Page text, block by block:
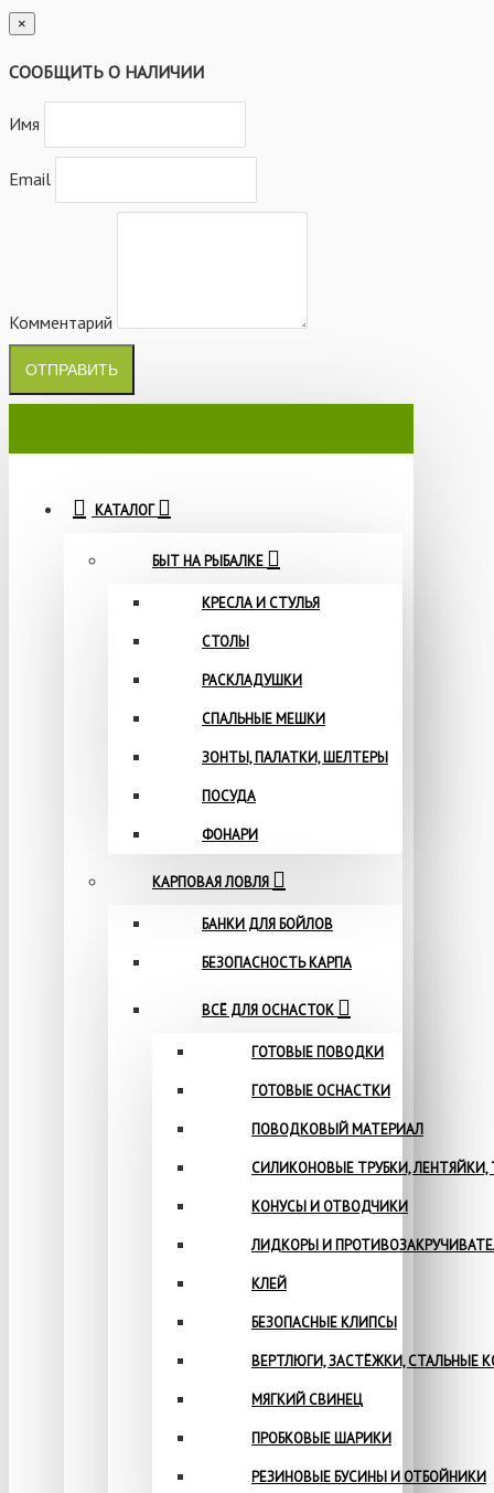
×
СООБЩИТЬ О НАЛИЧИИ
Имя
Email
Комментарий
ОТПРАВИТЬ
КАТАЛОГ
БЫТ НА РЫБАЛКЕ
КРЕСЛА И СТУЛЬЯ
СТОЛЫ
РАСКЛАДУШКИ
СПАЛЬНЫЕ МЕШКИ
ЗОНТЫ, ПАЛАТКИ, ШЕЛТЕРЫ
ПОСУДА
ФОНАРИ
КАРПОВАЯ ЛОВЛЯ
БАНКИ ДЛЯ БОЙЛОВ
БЕЗОПАСНОСТЬ КАРПА
ВСЁ ДЛЯ ОСНАСТОК
ГОТОВЫЕ ПОВОДКИ
ГОТОВЫЕ ОСНАСТКИ
ПОВОДКОВЫЙ МАТЕРИАЛ
СИЛИКОНОВЫЕ ТРУБКИ,
КОНУСЫ И ОТВОДЧИКИ
ЛИДКОРЫ И
КЛЕЙ
БЕЗОПАСНЫЕ КЛИПСЫ
ВЕРТЛЮГИ, ЗАСТЁЖКИ, СТАЛЬНЫЕ
МЯГКИЙ СВИНЕЦ
ПРОБКОВЫЕ ШАРИКИ
РЕЗИНОВЫЕ БУСИНЫ И ОТБОЙНИКИ